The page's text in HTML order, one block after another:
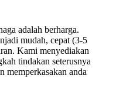
adalah berharga.
mudah, cepat (3-5
Kami menyediakan
tindakan seterusnya
memperkasakan anda